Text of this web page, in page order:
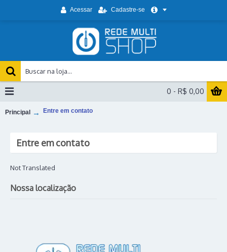
Acessar Cadastre-se
0 - R$ 0,00
Principal Entre em contato
Entre em contato
Not Translated
Nossa localização